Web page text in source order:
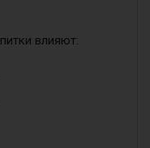
влияют: